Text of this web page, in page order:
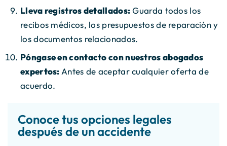
Lleva registros detallados:Guarda todos los
recibos médicos, los presupuestos de reparación y
los documentos relacionados.
Póngase en contacto con nuestros abogados
expertos: Antes de aceptar cualquier oferta de
acuerdo.
Conoce tus opciones legales
después de un accidente